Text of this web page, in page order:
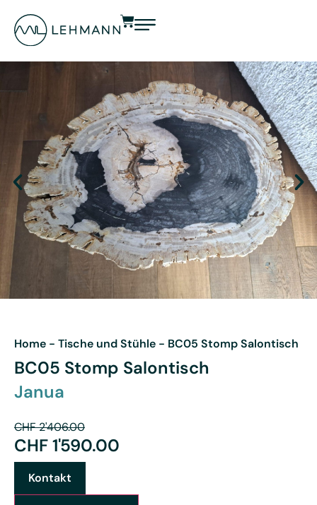
Home - Tische und Stühle - BC05 Stomp Salontisch
BC05 Stomp Salontisch
Janua
CHF2'406.00
CHF1'590.00
Kontakt